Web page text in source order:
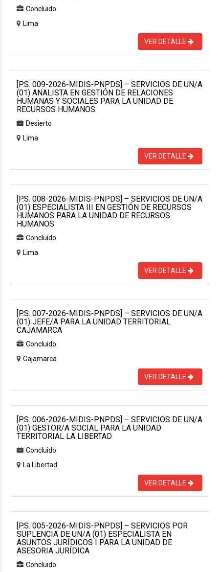
Concluido
Lima
VER DETALLE
[P.S. 009-2026-MIDIS-PNPDS] – SERVICIOS DE UN/A
(01) ANALISTA EN GESTIÓN DE RELACIONES
HUMANAS Y SOCIALES PARA LA UNIDAD DE
RECURSOS HUMANOS
Desierto
Lima
VER DETALLE
[P.S. 008-2026-MIDIS-PNPDS] – SERVICIOS DE UN/A
(01) ESPECIALISTA III EN GESTIÓN DE RECURSOS
HUMANOS PARA LA UNIDAD DE RECURSOS
HUMANOS
Concluido
Lima
VER DETALLE
[P.S. 007-2026-MIDIS-PNPDS] – SERVICIOS DE UN/A
(01) JEFE/A PARA LA UNIDAD TERRITORIAL
CAJAMARCA
Concluido
Cajamarca
VER DETALLE
[P.S. 006-2026-MIDIS-PNPDS] – SERVICIOS DE UN/A
(01) GESTOR/A SOCIAL PARA LA UNIDAD
TERRITORIAL LA LIBERTAD
Concluido
La Libertad
VER DETALLE
[P.S. 005-2026-MIDIS-PNPDS] – SERVICIOS POR
SUPLENCIA DE UN/A (01) ESPECIALISTA EN
ASUNTOS JURÍDICOS I PARA LA UNIDAD DE
ASESORIA JURÍDICA
Concluido